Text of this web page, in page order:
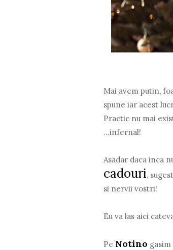
Mai avem putin,
spune iar acest
Practic nu mai
...infernal!
Asadar daca inca
cadouri,
si nervii vostri!
Eu va las aici
Pe Notino